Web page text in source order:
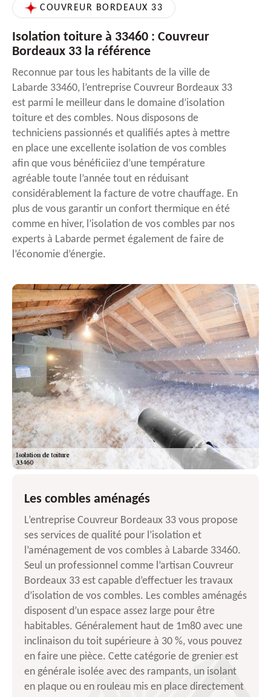
COUVREUR BORDEAUX 33
Isolation toiture à 33460 : Couvreur
Bordeaux 33 la référence
Reconnue par tous les habitants de la ville de
Labarde 33460, l’entreprise Couvreur Bordeaux 33
est parmi le meilleur dans le domaine d’isolation
toiture et des combles. Nous disposons de
techniciens passionnés et qualifiés aptes à mettre
en place une excellente isolation de vos combles
afin que vous bénéficiiez d’une température
agréable toute l’année tout en réduisant
considérablement la facture de votre chauffage. En
plus de vous garantir un confort thermique en été
comme en hiver, l’isolation de vos combles par nos
experts à Labarde permet également de faire de
l’économie d’énergie.
Les combles aménagés
L’entreprise Couvreur Bordeaux 33 vous propose
ses services de qualité pour l’isolation et
l’aménagement de vos combles à Labarde 33460.
Seul un professionnel comme l’artisan Couvreur
Bordeaux 33 est capable d’effectuer les travaux
d’isolation de vos combles. Les combles aménagés
disposent d’un espace assez large pour être
habitables. Généralement haut de 1m80 avec une
inclinaison du toit supérieure à 30 %, vous pouvez
en faire une pièce. Cette catégorie de grenier est
en générale isolée avec des rampants, un isolant
en plaque ou en rouleau mis en place directement